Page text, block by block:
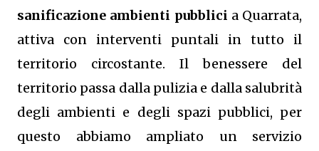
sanificazione ambienti pubblici a Quarrata,
attiva con interventi puntali in tutto il
territorio circostante. Il benessere del
territorio passa dalla pulizia e dalla salubrità
degli ambienti e degli spazi pubblici, per
questo abbiamo ampliato un servizio